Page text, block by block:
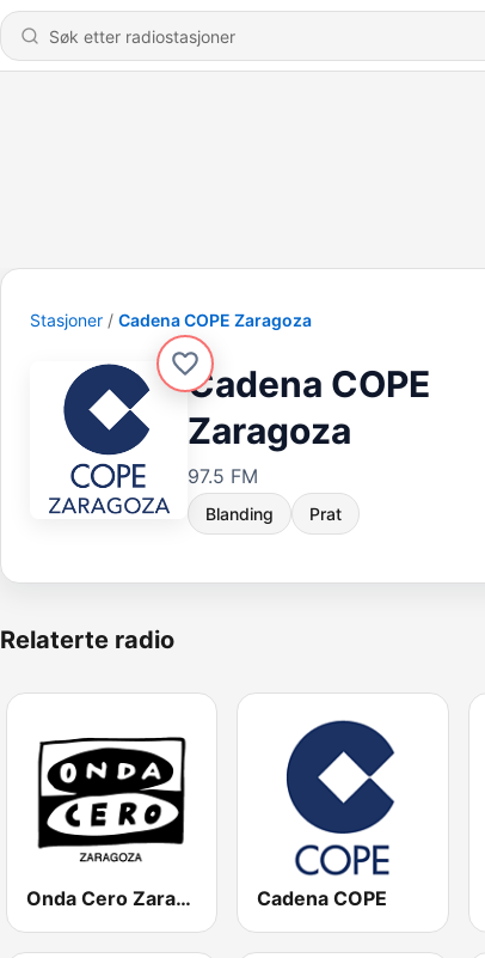
Stasjoner Cadena COPE Zaragoza
Cadena COPE
Zaragoza
97.5 FM
Blanding Prat
Relaterte radio
Onda Cero Zaragoza Cadena COPE